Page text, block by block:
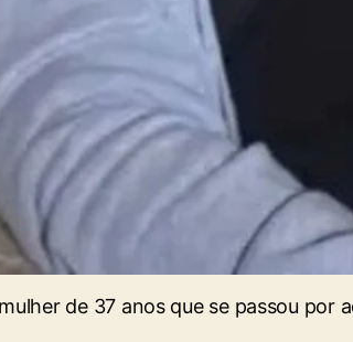
de 37 anos que se passou